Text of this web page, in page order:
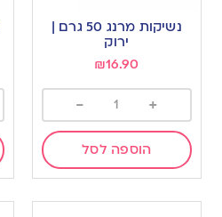
to
wishlist
נשיקות מרנג 50 גרם |
ירוק
₪16.90
+
-
הוספה לסל